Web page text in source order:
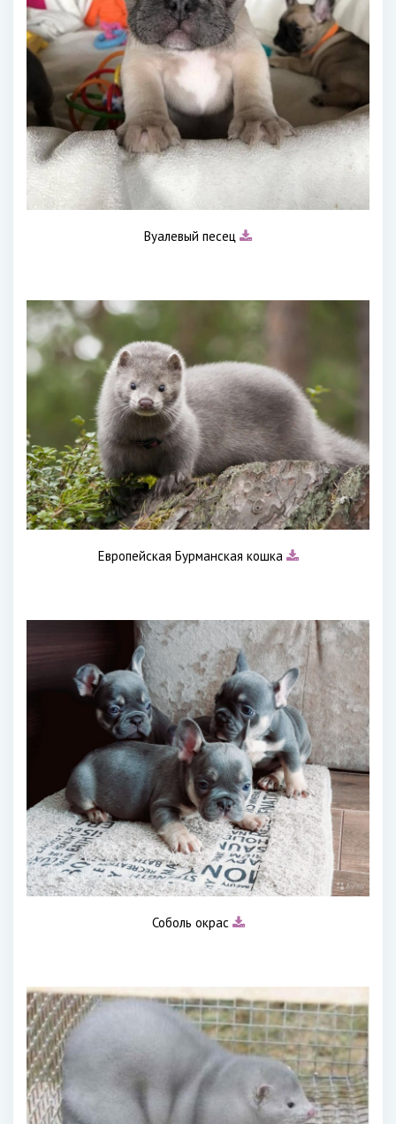
Вуалевый песец
Европейская Бурманская кошка
Соболь окрас